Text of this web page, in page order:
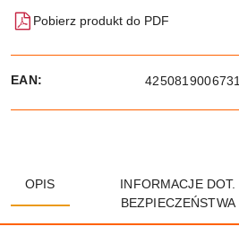
Pobierz produkt do PDF
EAN: 4250819006731
OPIS
INFORMACJE DOT.
BEZPIECZEŃSTWA